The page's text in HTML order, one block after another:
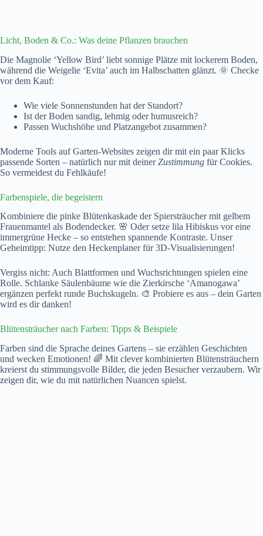
Licht, Boden & Co.: Was deine Pflanzen brauchen
Die Magnolie ‘Yellow Bird’ liebt sonnige Plätze mit lockerem Boden,
während die Weigelie ‘Evita’ auch im Halbschatten glänzt. 🌞 Checke
vor dem Kauf:
Wie viele Sonnenstunden hat der Standort?
Ist der Boden sandig, lehmig oder humusreich?
Passen Wuchshöhe und Platzangebot zusammen?
Moderne Tools auf Garten-Websites zeigen dir mit ein paar Klicks
passende Sorten – natürlich nur mit deinerZustimmung für Cookies.
So vermeidest du Fehlkäufe!
Farbenspiele, die begeistern
Kombiniere die pinke Blütenkaskade der Spiersträucher mit gelbem
Frauenmantel als Bodendecker. 🌸 Oder setze lila Hibiskus vor eine
immergrüne Hecke – so entstehen spannende Kontraste. Unser
Geheimtipp: Nutze den Heckenplaner für 3D-Visualisierungen!
Vergiss nicht: Auch Blattformen und Wuchsrichtungen spielen eine
Rolle. Schlanke Säulenbäume wie die Zierkirsche ‘Amanogawa’
ergänzen perfekt runde Buchskugeln. 🎨 Probiere es aus – dein Garten
wird es dir danken!
Blütensträucher nach Farben: Tipps & Beispiele
Farben sind die Sprache deines Gartens – sie erzählen Geschichten
und wecken Emotionen! 🌈 Mit clever kombinierten Blütensträuchern
kreierst du stimmungsvolle Bilder, die jeden Besucher verzaubern. Wir
zeigen dir, wie du mit natürlichen Nuancen spielst.